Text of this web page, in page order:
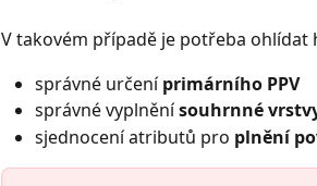
V takovém případě je potřeba ohlídat
správné určení primárního PPV
správné vyplnění souhrnné
sjednocení atributů pro plnění